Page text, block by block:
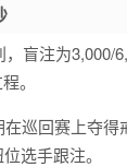
盲注为3,000/
。
巡回赛上夺
选手跟注。